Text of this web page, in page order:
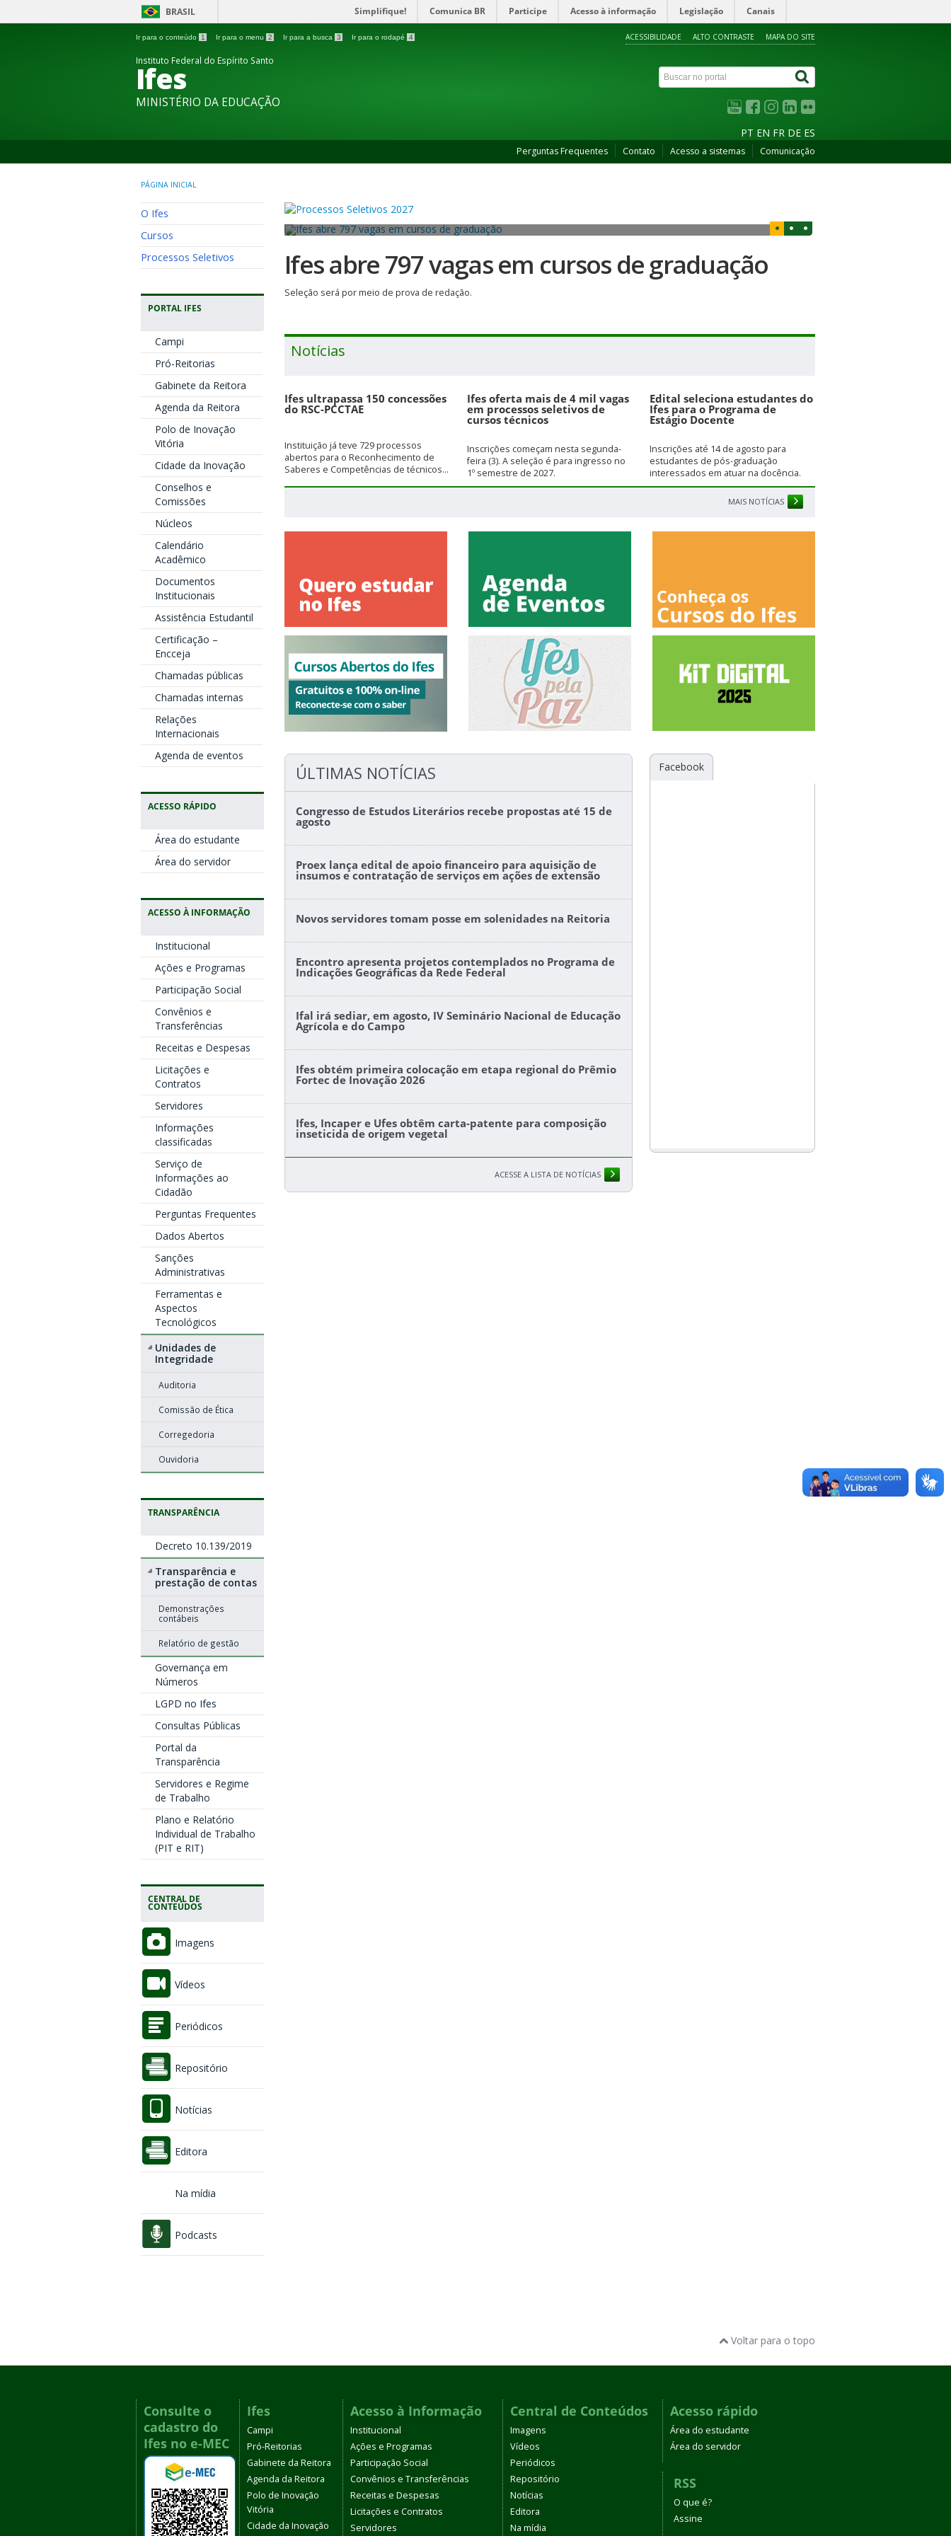
BRASIL Simplifique! Comunica BR Participe Acesso à informação Legislação Canais
Ir para o conteúdo 1 Ir para o menu 2 Ir para a busca 3 Ir para o rodapé 4 ACESSIBILIDADE ALTO CONTRASTE MAPA DO SITE
Instituto Federal do Espírito Santo
Ifes
MINISTÉRIO DA EDUCAÇÃO
PT EN FR DE ES
Perguntas Frequentes Contato Acesso a sistemas Comunicação
PÁGINA INICIAL
O Ifes
Cursos
Processos Seletivos
PORTAL IFES
Campi
Pró-Reitorias
Gabinete da Reitora
Agenda da Reitora
Polo de Inovação
Vitória
Cidade da Inovação
Conselhos e
Comissões
Núcleos
Calendário
Acadêmico
Documentos
Institucionais
Assistência Estudantil
Certificação –
Encceja
Chamadas públicas
Chamadas internas
Relações
Internacionais
Agenda de eventos
ACESSO RÁPIDO
Área do estudante
Área do servidor
ACESSO À INFORMAÇÃO
Institucional
Ações e Programas
Participação Social
Convênios e
Transferências
Receitas e Despesas
Licitações e
Contratos
Servidores
Informações
classificadas
Serviço de
Informações ao
Cidadão
Perguntas Frequentes
Dados Abertos
Sanções
Administrativas
Ferramentas e
Aspectos
Tecnológicos
Unidades de
Integridade
Auditoria
Comissão de Ética
Corregedoria
Ouvidoria
TRANSPARÊNCIA
Decreto 10.139/2019
Transparência e
prestação de contas
Demonstrações
contábeis
Relatório de gestão
Governança em
Números
LGPD no Ifes
Consultas Públicas
Portal da
Transparência
Servidores e Regime
de Trabalho
Plano e Relatório
Individual de Trabalho
(PIT e RIT)
CENTRAL DE
CONTEÚDOS
Imagens
Vídeos
Periódicos
Repositório
Notícias
Editora
Na mídia
Podcasts
Ifes abre 797 vagas em cursos de graduação
Seleção será por meio de prova de redação.
Notícias
Ifes ultrapassa 150 concessões
do RSC-PCCTAE
Instituição já teve 729 processos
abertos para o Reconhecimento de
Saberes e Competências de técnicos...
Ifes oferta mais de 4 mil vagas
em processos seletivos de
cursos técnicos
Inscrições começam nesta segunda-
feira (3). A seleção é para ingresso no
1º semestre de 2027.
Edital seleciona estudantes do
Ifes para o Programa de
Estágio Docente
Inscrições até 14 de agosto para
estudantes de pós-graduação
interessados em atuar na docência.
MAIS NOTÍCIAS
ÚLTIMAS NOTÍCIAS
Congresso de Estudos Literários recebe propostas até 15 de
agosto
Proex lança edital de apoio financeiro para aquisição de
insumos e contratação de serviços em ações de extensão
Novos servidores tomam posse em solenidades na Reitoria
Encontro apresenta projetos contemplados no Programa de
Indicações Geográficas da Rede Federal
Ifal irá sediar, em agosto, IV Seminário Nacional de Educação
Agrícola e do Campo
Ifes obtém primeira colocação em etapa regional do Prêmio
Fortec de Inovação 2026
Ifes, Incaper e Ufes obtêm carta-patente para composição
inseticida de origem vegetal
ACESSE A LISTA DE NOTÍCIAS
Facebook
Voltar para o topo
Consulte o
cadastro do
Ifes no e-MEC
Ifes
Campi
Pró-Reitorias
Gabinete da Reitora
Agenda da Reitora
Polo de Inovação
Vitória
Cidade da Inovação
Acesso à Informação
Institucional
Ações e Programas
Participação Social
Convênios e Transferências
Receitas e Despesas
Licitações e Contratos
Servidores
Central de Conteúdos
Imagens
Vídeos
Periódicos
Repositório
Notícias
Editora
Na mídia
Acesso rápido
Área do estudante
Área do servidor
RSS
O que é?
Assine